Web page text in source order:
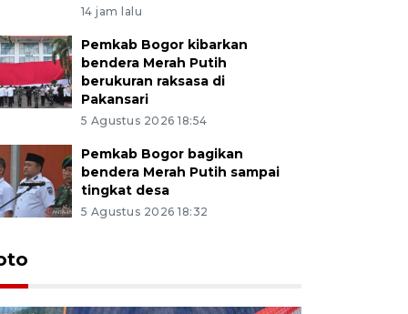
14 jam lalu
Pemkab Bogor kibarkan
bendera Merah Putih
berukuran raksasa di
Pakansari
5 Agustus 2026 18:54
Pemkab Bogor bagikan
bendera Merah Putih sampai
tingkat desa
5 Agustus 2026 18:32